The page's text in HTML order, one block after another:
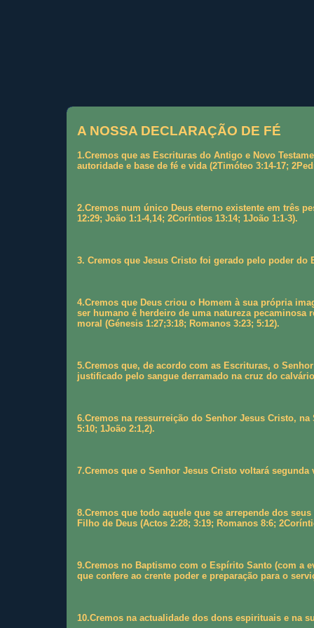
A NOSSA DECLARAÇÃO DE FÉ
1.Cremos que as Escrituras do Antigo e Novo
autoridade e base de fé e vida (2Timóteo 3:14-17;
2.Cremos num único Deus eterno existente em três
12:29; João 1:1-4,14; 2Coríntios 13:14; 1João 1:1-3).
3. Cremos que Jesus Cristo foi gerado pelo poder do
4.Cremos que Deus criou o Homem à sua própria
ser humano é herdeiro de uma natureza
moral (Génesis 1:27;3:18; Romanos 3:23; 5:12).
5.Cremos que, de acordo com as Escrituras, o
justificado pelo sangue derramado na cruz do
6.Cremos na ressurreição do Senhor Jesus Cristo,
5:10; 1João 2:1,2).
7.Cremos que o Senhor Jesus Cristo voltará segunda
8.Cremos que todo aquele que se arrepende dos
Filho de Deus (Actos 2:28; 3:19; Romanos 8:6;
9.Cremos no Baptismo com o Espírito Santo (com a
que confere ao crente poder e preparação para o
10.Cremos na actualidade dos dons espirituais e na